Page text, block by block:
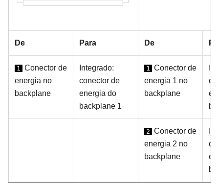
De Para De
1 Conector de
energia no
backplane
Integrado:
conector de
energia do
backplane 1
1 Conector de
energia 1 no
backplane
2 Conector de
energia 2 no
backplane